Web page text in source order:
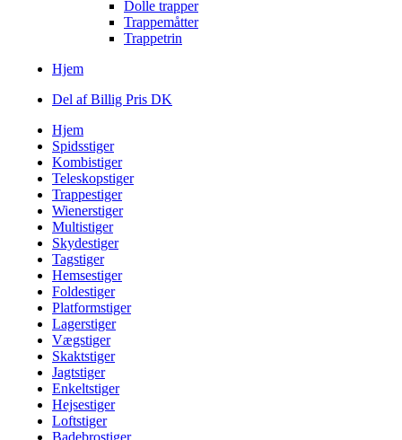
Dolle trapper
Trappemåtter
Trappetrin
Hjem
Del af Billig Pris DK
Hjem
Spidsstiger
Kombistiger
Teleskopstiger
Trappestiger
Wienerstiger
Multistiger
Skydestiger
Tagstiger
Hemsestiger
Foldestiger
Platformstiger
Lagerstiger
Vægstiger
Skaktstiger
Jagtstiger
Enkeltstiger
Hejsestiger
Loftstiger
Badebrostiger